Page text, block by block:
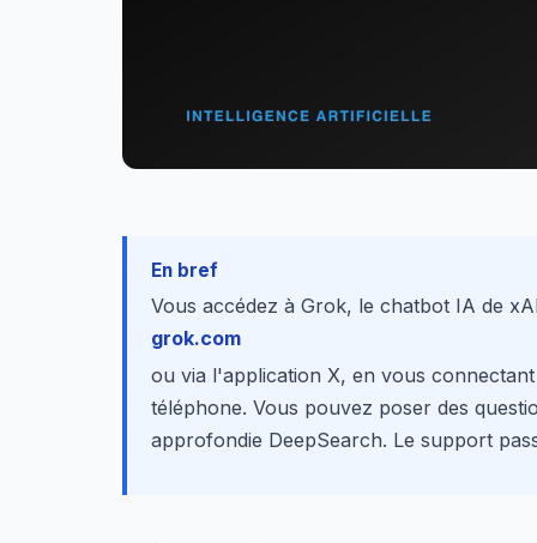
En bref
Vous accédez à Grok, le chatbot IA de
grok.com
ou via l'application X, en vous
téléphone. Vous pouvez poser des
approfondie DeepSearch. Le support